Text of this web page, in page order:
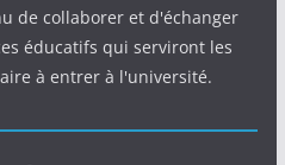
de collaborer et d'échanger
éducatifs qui serviront les
à entrer à l'université.